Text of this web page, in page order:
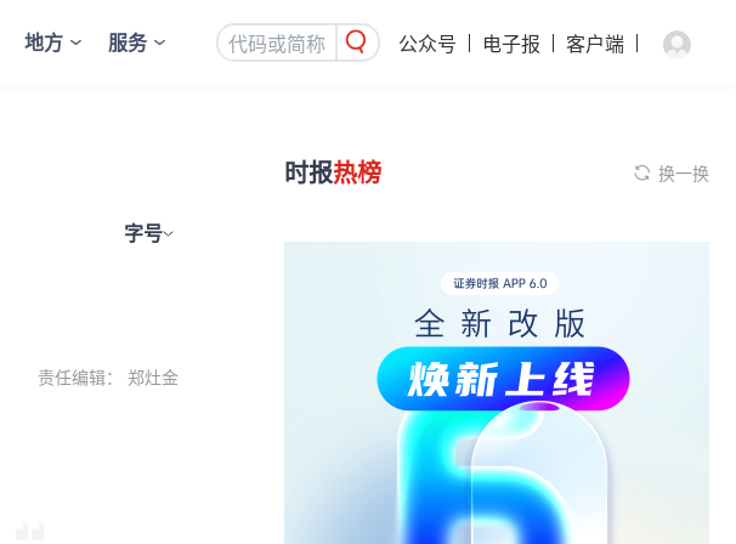
地方 服务 公众号 电子报 客户端
字号
责任编辑： 郑灶金
时报热榜 换一换